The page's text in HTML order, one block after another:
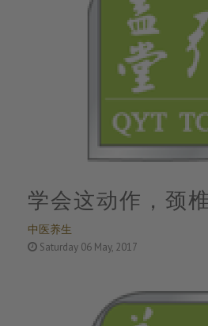
中医养生
学会这动作，颈
膝盖疼…立马解决
Saturday 06 May, 2017